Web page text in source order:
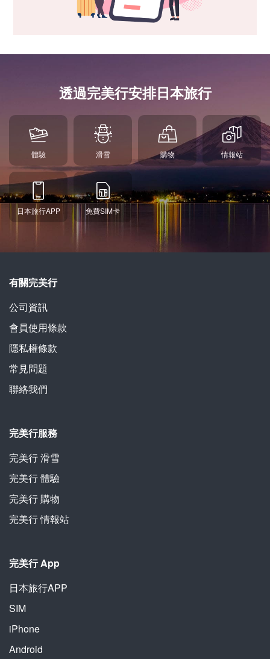
透過完美行安排日本旅行
體驗 滑雪 購物 情報站
日本旅行APP 免費SIM卡
有關完美行
公司資訊
會員使用條款
隱私權條款
常見問題
聯絡我們
完美行服務
完美行 滑雪
完美行 體驗
完美行 購物
完美行 情報站
完美行 App
日本旅行APP
SIM
iPhone
Android